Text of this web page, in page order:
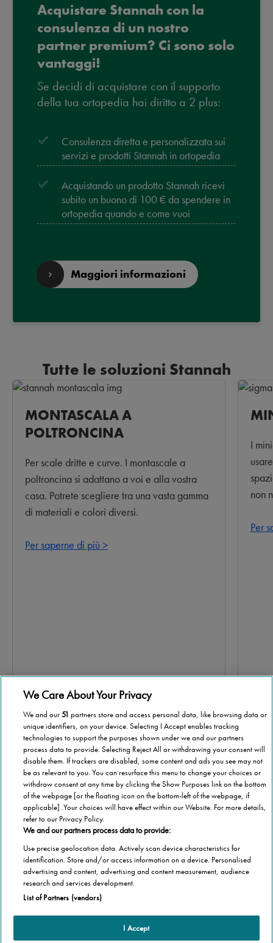
Acquistare Stannah con la
consulenza di un nostro
partner premium? Ci sono solo
vantaggi!
Se decidi di acquistare con il supporto
della tua ortopedia hai diritto a 2 plus:
Consulenza diretta e personalizzata sui
servizi e prodotti Stannah in ortopedia
Acquistando un prodotto Stannah ricevi
subito un buono di 100 € da spendere in
ortopedia quando e come vuoi
Maggiori informazioni
Tutte le soluzioni Stannah
MONTASCALA A
POLTRONCINA
Per scale dritte e curve. I montascale a
poltroncina si adattano a voi e alla vostra
casa. Potrete scegliere tra una vasta gamma
di materiali e colori diversi.
Per saperne di più >
I
non
Per
Scorri per maggiori informazioni
We Care About Your Privacy
We and our51 partners store and access personal data, like browsing data or
unique identifiers, on your device. Selecting I Accept enables tracking
technologies to support the purposes shown under we and our partners
process data to provide. Selecting Reject All or withdrawing your consent will
disable them. If trackers are disabled, some content and ads you see may not
be as relevant to you. You can resurface this menu to change your choices or
withdraw consent at any time by clicking the Show Purposes link on the bottom
of the webpage [or the floating icon on the bottom-left of the webpage, if
applicable] .Your choices will have effect within our Website. For more details,
refer to our Privacy Policy.
We and our partners process data to provide:
Use precise geolocation data. Actively scan device characteristics for
identification. Store and/or access information on a device. Personalised
advertising and content, advertising and content measurement, audience
research and services development.
List of Partners (vendors)
I Accept